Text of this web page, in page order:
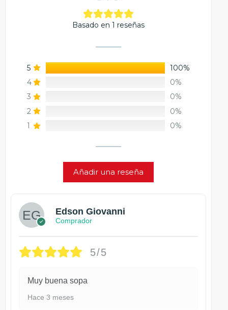
Basado en 1 reseñas
5
100%
4
0%
3
0%
2
0%
1
0%
Añadir una reseña
Edson Giovanni
Comprador
5/5
Muy buena sopa
Hace 3 meses